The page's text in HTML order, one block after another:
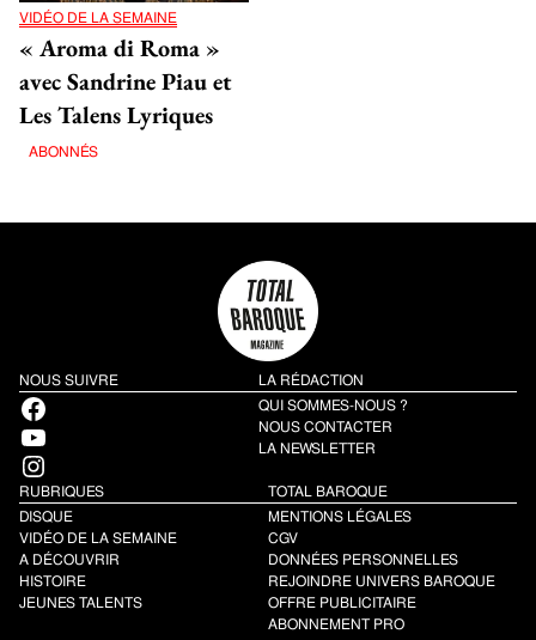
VIDÉO DE LA SEMAINE
« Aroma di Roma »
avec Sandrine Piau et
Les Talens Lyriques
ABONNÉS
NOUS SUIVRE
Facebook
YouTube
Instagram
RUBRIQUES
DISQUE
VIDÉO DE LA SEMAINE
A DÉCOUVRIR
HISTOIRE
JEUNES TALENTS
LA RÉDACTION
QUI SOMMES-NOUS ?
NOUS CONTACTER
LA NEWSLETTER
TOTAL BAROQUE
MENTIONS LÉGALES
CGV
DONNÉES PERSONNELLES
REJOINDRE UNIVERS BAROQUE
OFFRE PUBLICITAIRE
ABONNEMENT PRO